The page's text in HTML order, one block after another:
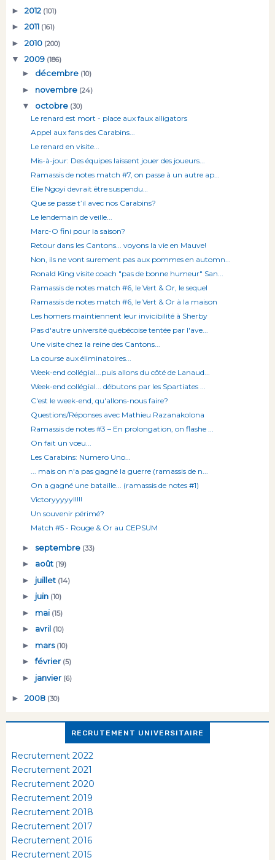
► 2012 (101)
► 2011 (161)
► 2010 (200)
▼ 2009 (186)
► décembre (10)
► novembre (24)
▼ octobre (30)
Le renard est mort - place aux faux alligators
Appel aux fans des Carabins...
Le renard en visite...
Mis-à-jour: Des équipes laissent jouer des joueurs...
Ramassis de notes match #7, on passe à un autre ap...
Elie Ngoyi devrait être suspendu…
Que se passe t’il avec nos Carabins?
Le lendemain de veille...
Marc-O fini pour la saison?
Retour dans les Cantons... voyons la vie en Mauve!
Non, ils ne vont surement pas aux pommes en automn...
Ronald King visite coach "pas de bonne humeur" San...
Ramassis de notes match #6, le Vert & Or, le sequel
Ramassis de notes match #6, le Vert & Or à la maison
Les homers maintiennent leur invicibilité à Sherby
Pas d'autre université québécoise tentée par l'ave...
Une visite chez la reine des Cantons...
La course aux éliminatoires...
Week-end collégial...puis allons du côté de Lanaud...
Week-end collégial... débutons par les Spartiates ...
C'est le week-end, qu'allons-nous faire?
Questions/Réponses avec Mathieu Razanakolona
Ramassis de notes #3 – En prolongation, on flashe ...
On fait un vœu...
Les Carabins: Numero Uno...
... mais on n'a pas gagné la guerre (ramassis de n...
On a gagné une bataille... (ramassis de notes #1)
Victoryyyyy!!!!!
Un souvenir périmé?
Match #5 - Rouge & Or au CEPSUM
► septembre (33)
► août (19)
► juillet (14)
► juin (10)
► mai (15)
► avril (10)
► mars (10)
►février (5)
► janvier (6)
► 2008 (30)
RECRUTEMENT UNIVERSITAIRE
Recrutement 2022
Recrutement 2021
Recrutement 2020
Recrutement 2019
Recrutement 2018
Recrutement 2017
Recrutement 2016
Recrutement 2015